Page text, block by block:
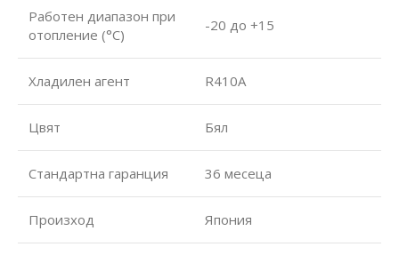
Работен диапазон при
отопление (°С)
-20 до +15
Хладилен агент R410A
Цвят Бял
Стандартна гаранция 36 месеца
Произход Япония